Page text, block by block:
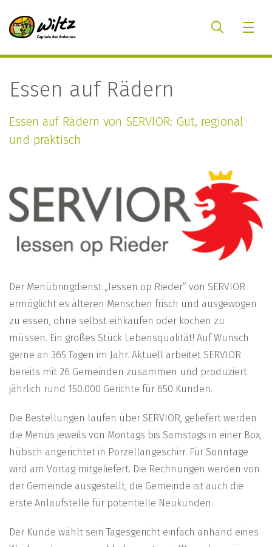
Essen auf Rädern
Essen auf Rädern von SERVIOR: Gut, regional
und praktisch
Der Menübringdienst „Iessen op Rieder“ von SERVIOR
ermöglicht es älteren Menschen frisch und ausgewogen
zu essen, ohne selbst einkaufen oder kochen zu
müssen. Ein großes Stück Lebensqualität! Auf Wunsch
gerne an 365 Tagen im Jahr. Aktuell arbeitet SERVIOR
bereits mit 26 Gemeinden zusammen und produziert
jährlich rund 150.000 Gerichte für 650 Kunden.
Die Bestellungen laufen über SERVIOR, geliefert werden
die Menüs jeweils von Montags bis Samstags in einer Box,
hübsch angerichtet in Porzellangeschirr. Für Sonntage
wird am Vortag mitgeliefert. Die Rechnungen werden von
der Gemeinde ausgestellt, die Gemeinde ist auch die
erste Anlaufstelle für potentielle Neukunden.
Der Kunde wählt sein Tagesgericht einfach anhand eines